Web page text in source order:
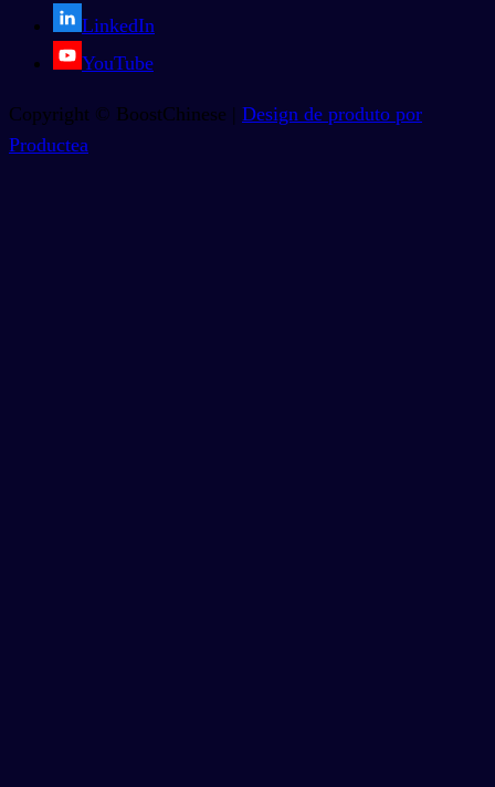
LinkedIn
YouTube
Copyright © BoostChinese | Design de produto por
Productea